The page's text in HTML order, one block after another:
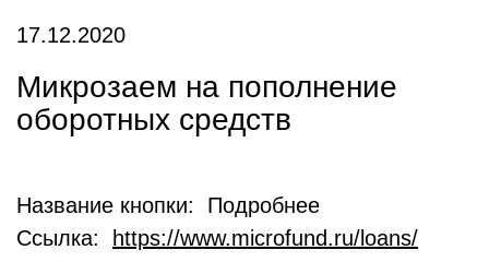
17.12.2020
Микрозаем на пополнение
оборотных средств
Название кнопки: Подробнее
Ссылка:
https://www.microfund.ru/loans/